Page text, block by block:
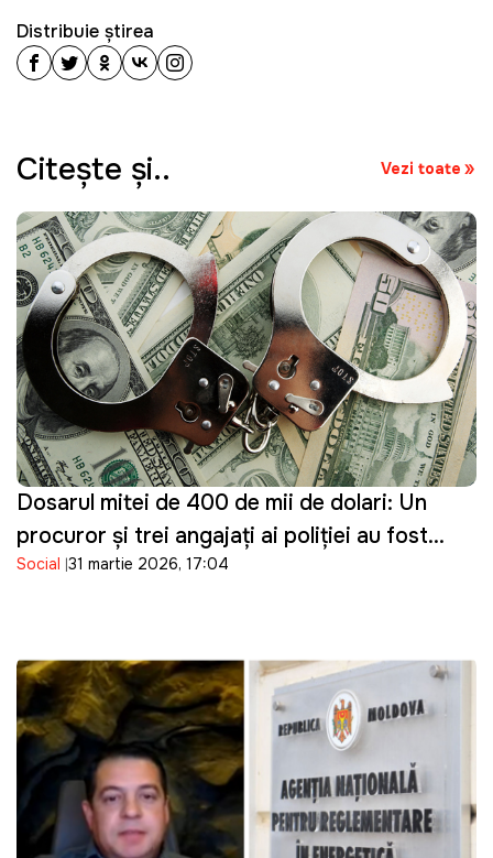
Distribuie știrea
Citeşte şi.. Vezi toate
Dosarul mitei de 400 de mii de dolari: Un
procuror și trei angajați ai poliției au fost
reținuți
Social 31 martie 2026, 17:04